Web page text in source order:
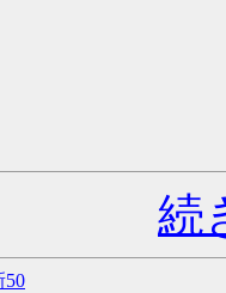
続
50